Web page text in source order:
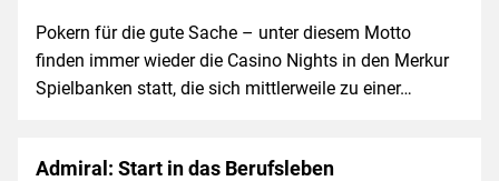
Pokern für die gute Sache – unter diesem Motto
finden immer wieder die Casino Nights in den Merkur
Spielbanken statt, die sich mittlerweile zu einer…
Admiral: Start in das Berufsleben